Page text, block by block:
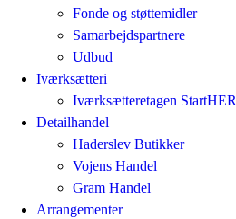
Fonde og støttemidler
Samarbejdspartnere
Udbud
Iværksætteri
Iværksætteretagen StartHER
Detailhandel
Haderslev Butikker
Vojens Handel
Gram Handel
Arrangementer